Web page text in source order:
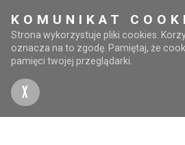
KOMUNIKAT
Strona wykorzystuje pliki cookies.
oznacza na to zgodę. Pamiętaj, że
pamięci twojej przeglądarki.
X